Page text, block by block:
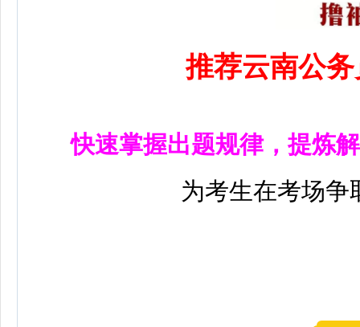
推荐云南公
快速掌握出题规律，提炼
为考生在考场争